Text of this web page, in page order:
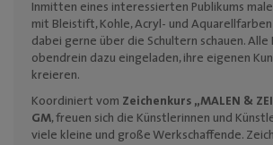
Inmitten eines interessierten Publikums
mit Bleistift, Kohle, Acryl- und Aquarellfarben
dabei gerne über die Schultern schauen.
obendrein dazu eingeladen, ihre eigenen
kreieren.
Koordiniert vom Zeichenkurs „MALEN &
GM, freuen sich die Künstlerinnen und
viele kleine und große Werkschaffende.